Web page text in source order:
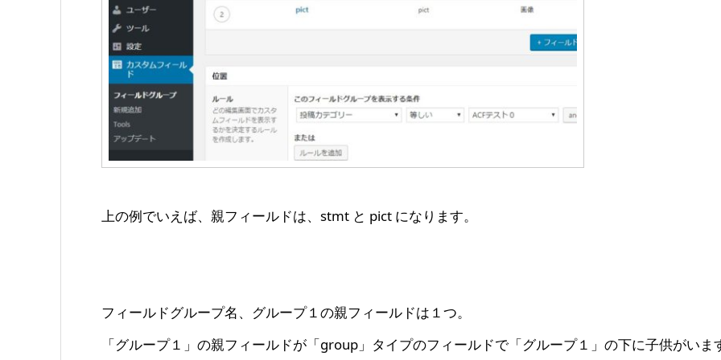
上の例でいえば、親フィールドは、stmt と pict になります。
フィールドグループ名、グループ１の親フィールドは１つ。
「グループ１」の親フィールドが「group」タイプのフィールドで「グループ１」の下に子供がいま